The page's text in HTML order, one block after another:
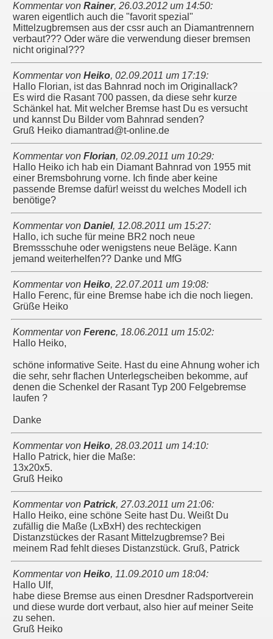
Kommentar von Rainer, 26.03.2012 um 14:50:
waren eigentlich auch die "favorit spezial"
Mittelzugbremsen aus der cssr auch an Diamantrennern
verbaut??? Oder wäre die verwendung dieser bremsen
nicht original???
Kommentar von Heiko, 02.09.2011 um 17:19:
Hallo Florian, ist das Bahnrad noch im Originallack?
Es wird die Rasant 700 passen, da diese sehr kurze
Schänkel hat. Mit welcher Bremse hast Du es versucht
und kannst Du Bilder vom Bahnrad senden?
Gruß Heiko diamantrad@t-online.de
Kommentar von Florian, 02.09.2011 um 10:29:
Hallo Heiko ich hab ein Diamant Bahnrad von 1955 mit
einer Bremsbohrung vorne. Ich finde aber keine
passende Bremse dafür! weisst du welches Modell ich
benötige?
Kommentar von Daniel, 12.08.2011 um 15:27:
Hallo, ich suche für meine BR2 noch neue
Bremssschuhe oder wenigstens neue Beläge. Kann
jemand weiterhelfen?? Danke und MfG
Kommentar von Heiko, 22.07.2011 um 19:08:
Hallo Ferenc, für eine Bremse habe ich die noch liegen.
Grüße Heiko
Kommentar von Ferenc, 18.06.2011 um 15:02:
Hallo Heiko,
schöne informative Seite. Hast du eine Ahnung woher ich
die sehr, sehr flachen Unterlegscheiben bekomme, auf
denen die Schenkel der Rasant Typ 200 Felgebremse
laufen ?
Danke
Kommentar von Heiko, 28.03.2011 um 14:10:
Hallo Patrick, hier die Maße:
13x20x5.
Gruß Heiko
Kommentar von Patrick, 27.03.2011 um 21:06:
Hallo Heiko, eine schöne Seite hast Du. Weißt Du
zufällig die Maße (LxBxH) des rechteckigen
Distanzstückes der Rasant Mittelzugbremse? Bei
meinem Rad fehlt dieses Distanzstück. Gruß, Patrick
Kommentar von Heiko, 11.09.2010 um 18:04:
Hallo Ulf,
habe diese Bremse aus einen Dresdner Radsportverein
und diese wurde dort verbaut, also hier auf meiner Seite
zu sehen.
Gruß Heiko